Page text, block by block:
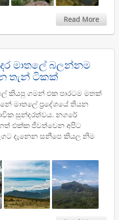
Read More
මාතලේ බලන්නම
තැන් ටිකක්
කියපු ගමන් එක පාරටම මතක්
මාතලේ ප්‍රදේශයේ තියන
සුන්දරත්වය. නගරේ
එක්ක ජීවත්වෙන අපිට
දැනෙන සනීපෙ කියල නිම